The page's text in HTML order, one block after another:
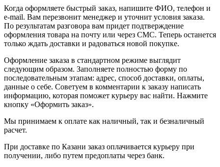
Когда оформляете быстрый заказ, напишите ФИО, телефон и
e-mail. Вам перезвонит менеджер и уточнит условия заказа.
По результатам разговора вам придет подтверждение
оформления товара на почту или через СМС. Теперь останется
только ждать доставки и радоваться новой покупке.
Оформление заказа в стандартном режиме выглядит
следующим образом. Заполняете полностью форму по
последовательным этапам: адрес, способ доставки, оплаты,
данные о себе. Советуем в комментарии к заказу написать
информацию, которая поможет курьеру вас найти. Нажмите
кнопку «Оформить заказ».
Мы принимаем к оплате как наличный, так и безналичный
расчет.
При доставке по Казани заказ оплачивается курьеру при
получении, либо путем предоплаты через банк.